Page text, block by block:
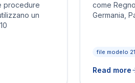
procedure
un
come
Germania,
file modelo
Read more